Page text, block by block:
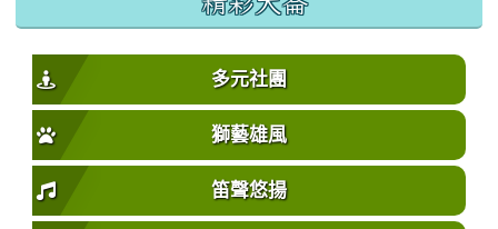
多元社團
獅藝雄風
笛聲悠揚